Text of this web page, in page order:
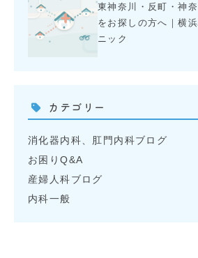
東神奈川・反町・神
をお探しの方へ｜横
ニック
カテゴリー
消化器内科、肛門内科ブログ
お困りQ&A
産婦人科ブログ
内科一般